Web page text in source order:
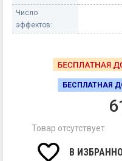
Число
эффектов:
БЕСПЛАТНАЯ
Товар отсутствует
В